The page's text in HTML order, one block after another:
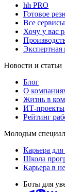
hh PRO
Готовое
Все сервисы
Хочу у вас
Экспертная
Новости и статьи
Блог
О
Жизнь в
ИТ-проекты
Рейтинг
Молодым
Карьера
Школа
Карьера в
Боты для